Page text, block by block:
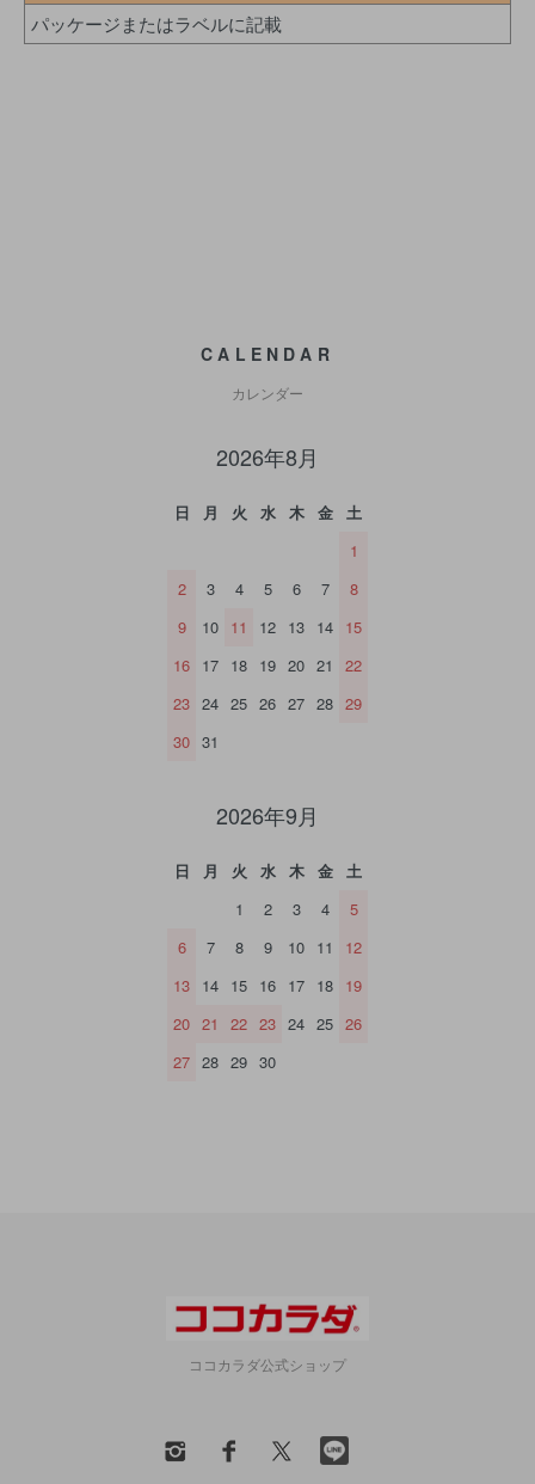
パッケージまたはラベルに記載
CALENDAR
カレンダー
2026年8月
日 月 火 水 木 金
土
1
2
3 4 5 6 7
8
9
10 11 12 13 14 15
16 17 18 19 20 21
22
23 24 25 26 27 28 29
30 31
2026年9月
日 月 火 水 木 金
土
1
2 3 4
5
6
7 8 9 10 11
12
13 14 15 16 17 18 19
20 21 22 23 24 25 26
27 28 29 30
ココカラダ公式ショップ